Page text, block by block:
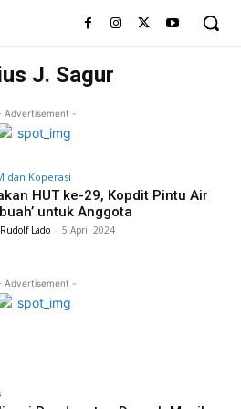
J. Sagur
Advertisement -
dan Koperasi
HUT ke-29, Kopdit Pintu Air
untuk Anggota
Lado - 5 April 2024
Advertisement -